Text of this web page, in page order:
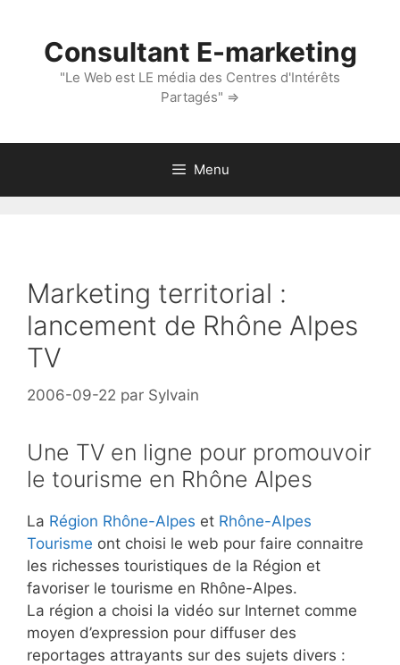
contenuConsultant E-marketing
"Le Web est LE média des Centres d'Intérêts
Partagés" ⇒
Menu
Marketing territorial :
lancement de Rhône Alpes
TV
2006-09-22 par Sylvain
Une TV en ligne pour promouvoir
le tourisme en Rhône Alpes
La Région Rhône-Alpes et Rhône-Alpes
Tourisme ont choisi le web pour faire connaitre
les richesses touristiques de la Région et
favoriser le tourisme en Rhône-Alpes.
La région a choisi la vidéo sur Internet comme
moyen d’expression pour diffuser des
reportages attrayants sur des sujets divers :